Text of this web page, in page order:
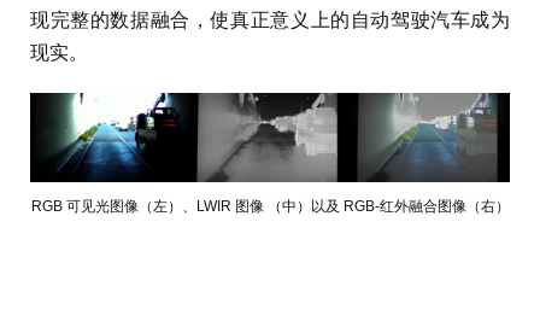
现完整的数据融合，使真正意义上的自动驾驶汽车成为
现实。
RGB 可见光图像（左）、LWIR 图像 （中）以及 RGB-红外融合图像（右）